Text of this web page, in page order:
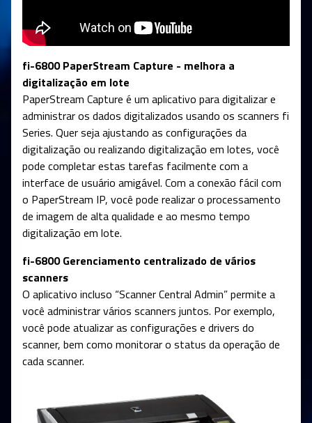
fi-6800 PaperStream Capture - melhora a
digitalização em lote
PaperStream Capture é um aplicativo para digitalizar e
administrar os dados digitalizados usando os scanners fi
Series. Quer seja ajustando as configurações da
digitalização ou realizando digitalização em lotes, você
pode completar estas tarefas facilmente com a
interface de usuário amigável. Com a conexão fácil com
o PaperStream IP, você pode realizar o processamento
de imagem de alta qualidade e ao mesmo tempo
digitalização em lote.
fi-6800 Gerenciamento centralizado de vários
scanners
O aplicativo incluso “Scanner Central Admin” permite a
você administrar vários scanners juntos. Por exemplo,
você pode atualizar as configurações e drivers do
scanner, bem como monitorar o status da operação de
cada scanner.